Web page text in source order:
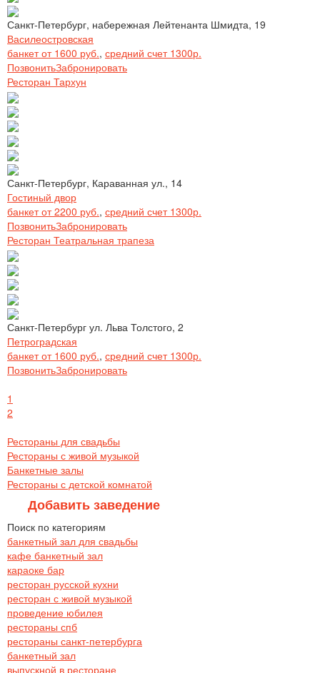
Санкт-Петербург, набережная Лейтенанта Шмидта, 19
Василеостровская
банкет от 1600 руб., средний счет 1300р.
ПозвонитьЗабронировать
Ресторан Тархун
Санкт-Петербург, Караванная ул., 14
Гостиный двор
банкет от 2200 руб., средний счет 1300р.
ПозвонитьЗабронировать
Ресторан Театральная трапеза
Санкт-Петербург ул. Льва Толстого, 2
Петроградская
банкет от 1600 руб., средний счет 1300р.
ПозвонитьЗабронировать
1
2
Рестораны для свадьбы
Рестораны с живой музыкой
Банкетные залы
Рестораны с детской комнатой
Добавить заведение
Поиск по категориям
банкетный зал для свадьбы
кафе банкетный зал
караоке бар
ресторан русской кухни
ресторан с живой музыкой
проведение юбилея
рестораны спб
рестораны санкт-петербурга
банкетный зал
выпускной в ресторане